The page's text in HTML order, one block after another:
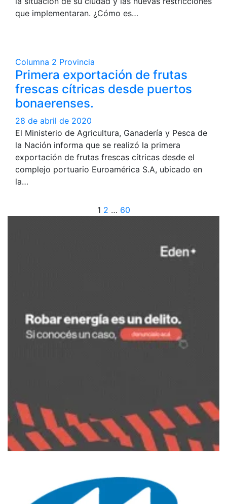
que implementaran. ¿Cómo es…
Columna 2 Provincia
Primera exportación de frutas
frescas cítricas desde puertos
bonaerenses.
28 de abril de 2020
El Ministerio de Agricultura, Ganadería y Pesca de
la Nación informa que se realizó la primera
exportación de frutas frescas cítricas desde el
complejo portuario Euroamérica S.A, ubicado en
la…
Paginación
entradas
1 2 … 60